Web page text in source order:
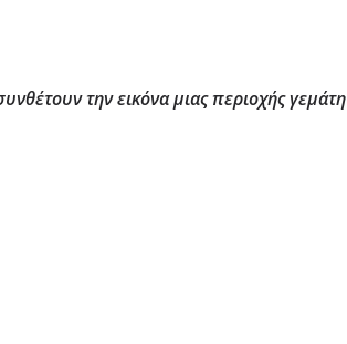
την εικόνα μιας περιοχής γεμάτη